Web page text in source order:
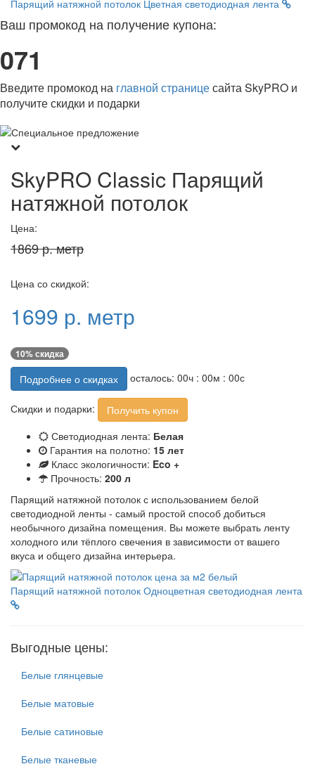
Парящий натяжной потолок Цветная светодиодная лента
Ваш промокод на получение купона:
071
Введите промокод на главной страницесайта SkyPRO и
получите скидки и подарки
SkyPRO Classic Парящий
натяжной потолок
Цена:
1869 р. метр
Цена со скидкой:
1699 р. метр
10% скидка
Подробнее о скидках осталось: 00ч : 00м : 00с
Скидки и подарки:
Получить купон
Светодиодная лента: Белая
Гарантия на полотно: 15 лет
Класс экологичности: Eco +
Прочность: 200 л
Парящий натяжной потолок с использованием белой
светодиодной ленты - самый простой способ добиться
необычного дизайна помещения. Вы можете выбрать ленту
холодного или тёплого свечения в зависимости от вашего
вкуса и общего дизайна интерьера.
Парящий натяжной потолок Одноцветная светодиодная лента
Выгодные цены:
Белые глянцевые
Белые матовые
Белые сатиновые
Белые тканевые